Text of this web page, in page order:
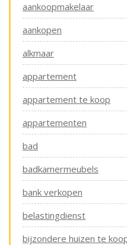
aankoopmakelaar
aankopen
alkmaar
appartement
appartement te koop
appartementen
bad
badkamermeubels
bank verkopen
belastingdienst
bijzondere huizen te